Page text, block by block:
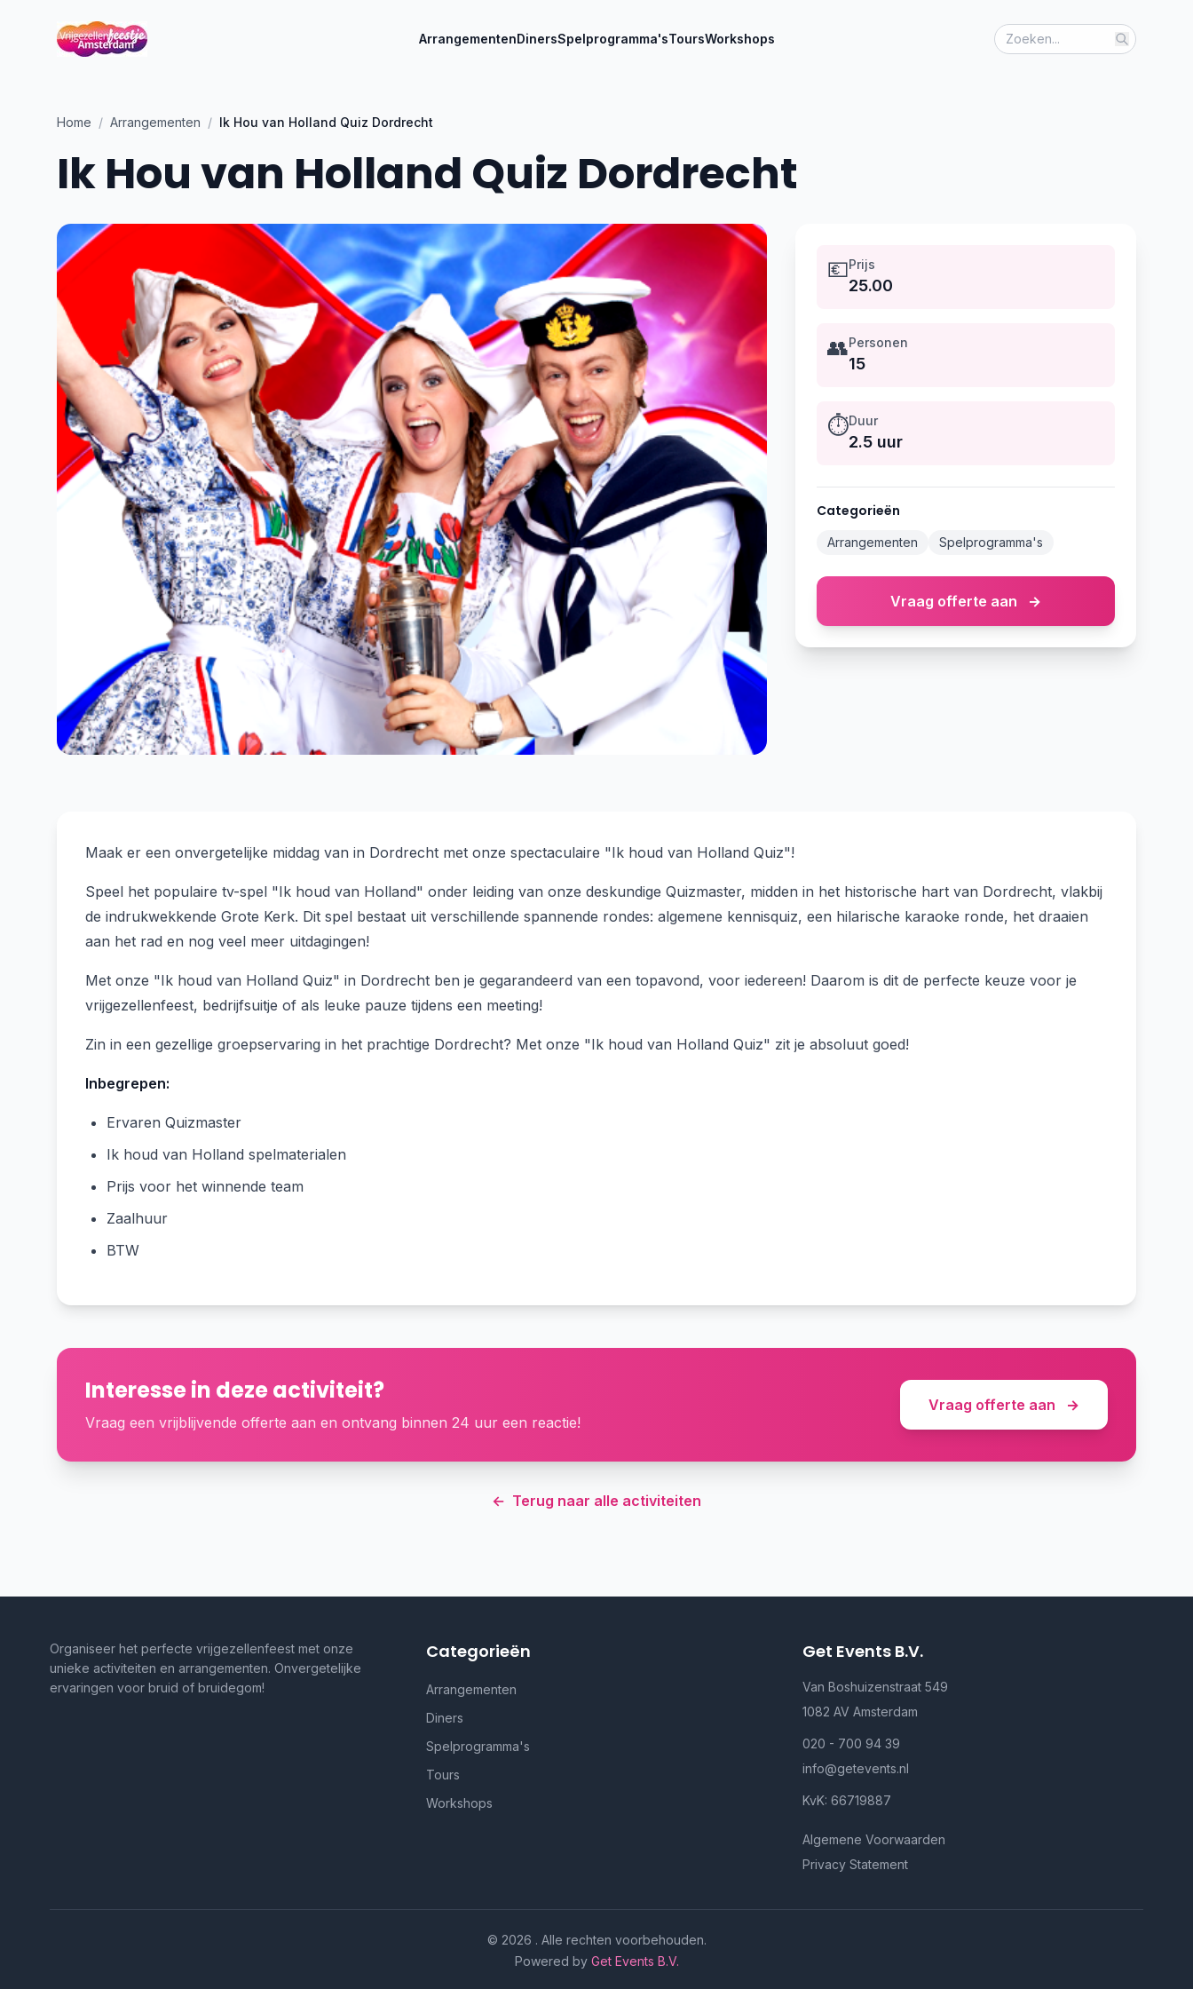
ArrangementenDinersSpelprogramma'sToursWorkshops
Home / Arrangementen / Ik Hou van Holland Quiz Dordrecht
Ik Hou van Holland Quiz Dordrecht
💶Prijs
25.00
👥Personen
15
⏱️Duur
2.5 uur
Categorieën
Arrangementen Spelprogramma's
Vraag offerte aan →
Maak er een onvergetelijke middag van in Dordrecht met onze spectaculaire "Ik houd van Holland Quiz"!
Speel het populaire tv-spel "Ik houd van Holland" onder leiding van onze deskundige Quizmaster, midden in het historische hart van Dordrecht, vlakbij
de indrukwekkende Grote Kerk. Dit spel bestaat uit verschillende spannende rondes: algemene kennisquiz, een hilarische karaoke ronde, het draaien
aan het rad en nog veel meer uitdagingen!
Met onze "Ik houd van Holland Quiz" in Dordrecht ben je gegarandeerd van een topavond, voor iedereen! Daarom is dit de perfecte keuze voor je
vrijgezellenfeest, bedrijfsuitje of als leuke pauze tijdens een meeting!
Zin in een gezellige groepservaring in het prachtige Dordrecht? Met onze "Ik houd van Holland Quiz" zit je absoluut goed!
Inbegrepen:
Ervaren Quizmaster
Ik houd van Holland spelmaterialen
Prijs voor het winnende team
Zaalhuur
BTW
Interesse in deze activiteit?
Vraag een vrijblijvende offerte aan en ontvang binnen 24 uur een reactie!
Vraag offerte aan →
← Terug naar alle activiteiten
Organiseer het perfecte vrijgezellenfeest met onze
unieke activiteiten en arrangementen. Onvergetelijke
ervaringen voor bruid of bruidegom!
Categorieën
Arrangementen
Diners
Spelprogramma's
Tours
Workshops
Get Events B.V.
Van Boshuizenstraat 549
1082 AV Amsterdam
020 - 700 94 39
info@getevents.nl
KvK: 66719887
Algemene Voorwaarden
Privacy Statement
© 2026 . Alle rechten voorbehouden.
Powered by Get Events B.V.